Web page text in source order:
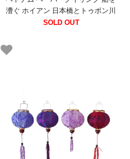
漕ぐ ホイアン 日本橋とトゥボン川
SOLD OUT